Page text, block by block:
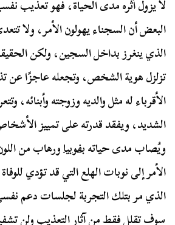
لا يزول أثره مدى الحياة، فهو تعذيب
البعض أن السجناء يهولون الأمر، ولا
الذي ينغرز بداخل السجين، ولكن
تزلزل هوية الشخص، وتجعله عاجزًا عن
الأقرباء له مثل والديه وزوجته وأبنائه،
الشديد، ويفقد قدرته على تمييز
ويُصاب مدى حياتهبفوبياورهاب من
الأمر إلى نوبات الهلع التي قد تؤدي
الذي مر بتلك التجربة لجلسات دعم
سوف تقلل فقط من آثار التعذيب ولن